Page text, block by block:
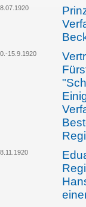
15.9.1920